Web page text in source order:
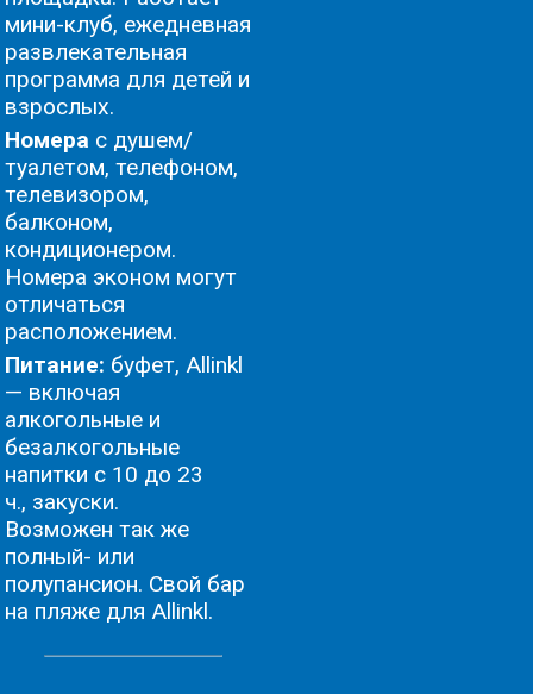
мини-клуб, ежедневная
развлекательная
программа для детей и
взрослых.
Номера с душем/
туалетом, телефоном,
телевизором,
балконом,
кондиционером.
Номера эконом могут
отличаться
расположением.
Питание: буфет, Allinkl
— включая
алкогольные и
безалкогольные
напитки с 10 до 23
ч., закуски.
Возможен так же
полный- или
полупансион. Свой бар
на пляже для Allinkl.